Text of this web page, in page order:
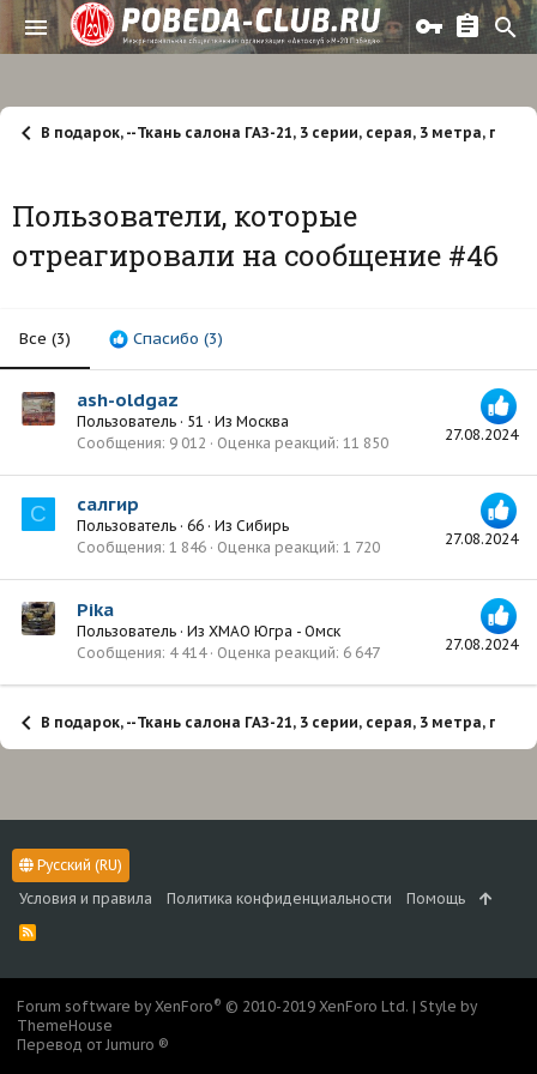
В подарок, --Ткань салона ГАЗ-21, 3 серии, серая, 3 метра,
Пользователи, которые
отреагировали на сообщение #46
Все (3) Спасибо (3)
27.08.2024
ash-oldgaz
Пользователь · 51 · Из Москва
Сообщения 9 012 Оценка реакций 11 850
С
27.08.2024
салгир
Пользователь · 66 · Из Сибирь
Сообщения 1 846 Оценка реакций 1 720
27.08.2024
Pika
Пользователь · Из ХМАО Югра - Омск
Сообщения 4 414 Оценка реакций 6 647
В подарок, --Ткань салона ГАЗ-21, 3 серии, серая, 3 метра,
Русский (RU)
Условия и правила
Политика конфиденциальности Помощь
R
S
Forum software by XenForo® © 2010-2019 XenForo Ltd. | Style by
ThemeHouse
Перевод от Jumuro ®